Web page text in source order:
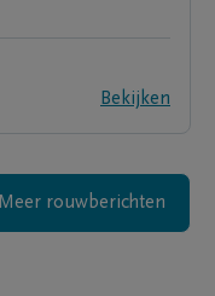
Bekijken
Meer rouwberichten